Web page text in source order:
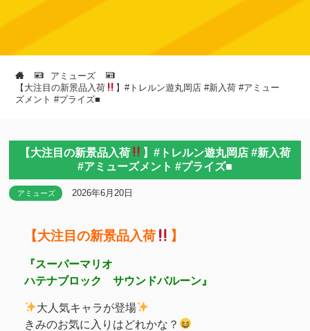
アミューズ
【大注目の新景品入荷
】#トレルン遊丸岡店 #新入荷 #アミュー
ズメント #プライズ■
【大注目の新景品入荷
】#トレルン遊丸岡店 #新入荷
#アミューズメント #プライズ■
アミューズ 2026年6月20日
【大注目の新景品入荷 】
『スーパーマリオ
ハテナブロック サウンドバルーン』
大人気キャラが登場
きみのお気に入りはどれかな？